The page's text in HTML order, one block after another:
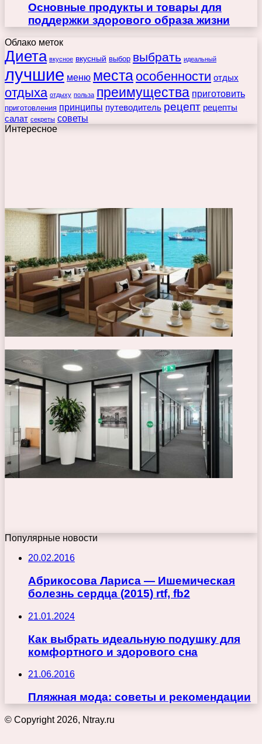
Основные продукты и товары для
поддержки здорового образа жизни
Облако меток
Диета вкусное вкусный выбор выбрать идеальный
лучшие меню места особенности отдых
отдыха отдыху польза преимущества приготовить
приготовления принципы путеводитель рецепт рецепты
салат секреты советы
Интересное
Популярные новости
20.02.2016
Абрикосова Лариса — Ишемическая
болезнь сердца (2015) rtf, fb2
21.01.2024
Как выбрать идеальную подушку для
комфортного и здорового сна
21.06.2016
Пляжная мода: советы и рекомендации
© Copyright 2026, Ntray.ru